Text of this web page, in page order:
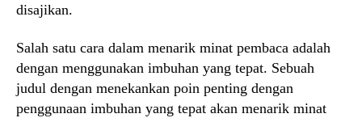
disajikan.
Salah satu cara dalam menarik minat pembaca adalah
dengan menggunakan imbuhan yang tepat. Sebuah
judul dengan menekankan poin penting dengan
penggunaan imbuhan yang tepat akan menarik minat